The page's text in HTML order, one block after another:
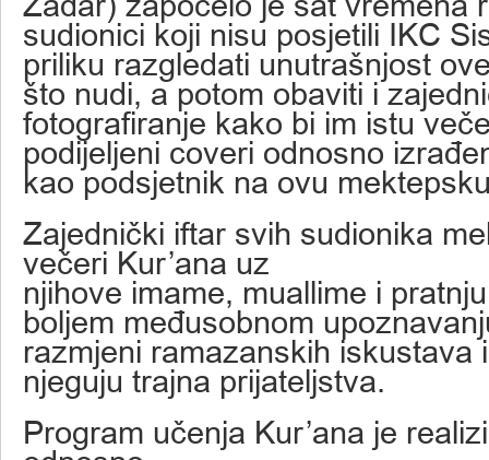
sudionici koji nisu posjetili IKC
priliku razgledati unutrašnjost
što nudi, a potom obaviti i
fotografiranje kako bi im istu
podijeljeni coveri odnosno
kao podsjetnik na ovu
Zajednički iftar svih sudionika
večeri Kur’ana uz
njihove imame, muallime i
boljem međusobnom
razmjeni ramazanskih iskustava
njeguju trajna prijateljstva.
Program učenja Kur’ana je